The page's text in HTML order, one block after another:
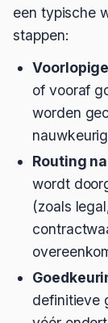
een typische
stappen:
of vooraf
worden
Routing
wordt
(zoals
definitieve